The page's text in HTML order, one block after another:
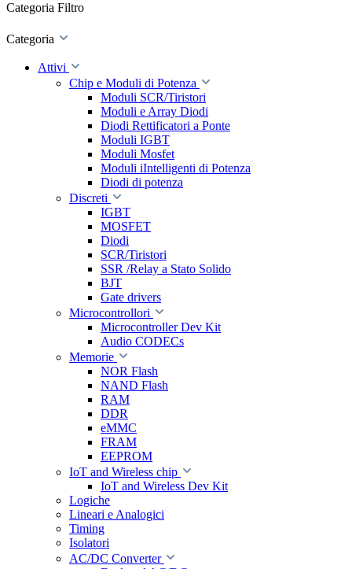
Categoria Filtro
Categoria
Attivi
Chip e Moduli di Potenza
Moduli SCR/Tiristori
Moduli e Array Diodi
Diodi Rettificatori a Ponte
Moduli IGBT
Moduli Mosfet
Moduli iIntelligenti di Potenza
Diodi di potenza
Discreti
IGBT
MOSFET
Diodi
SCR/Tiristori
SSR /Relay a Stato Solido
BJT
Gate drivers
Microcontrollori
Microcontroller Dev Kit
Audio CODECs
Memorie
NOR Flash
NAND Flash
RAM
DDR
eMMC
FRAM
EEPROM
IoT and Wireless chip
IoT and Wireless Dev Kit
Logiche
Lineari e Analogici
Timing
Isolatori
AC/DC Converter